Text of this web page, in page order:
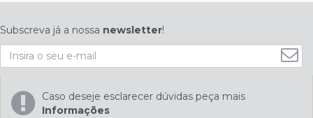
Subscreva já a nossa newsletter!
Caso deseje esclarecer dúvidas peça mais
Informações